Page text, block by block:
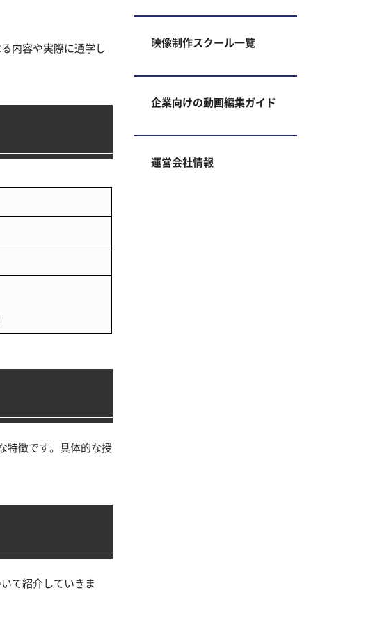
内容や実際に通学し
特徴です。具体的な授
て紹介していきま
映像制作スクール一覧
企業向けの動画編集ガイド
運営会社情報